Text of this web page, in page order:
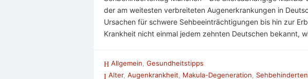
der am weitesten verbreiteten Augenerkrankungen in
Ursachen für schwere Sehbeeinträchtigungen bis hin zur
Krankheit nicht einmal jedem zehnten Deutschen bekannt,
Allgemein Gesundheitstipps
Alter, Augenkrankheit, Makula-Degeneration,